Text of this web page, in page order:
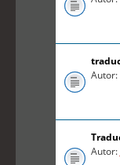
Autor:
Autor: